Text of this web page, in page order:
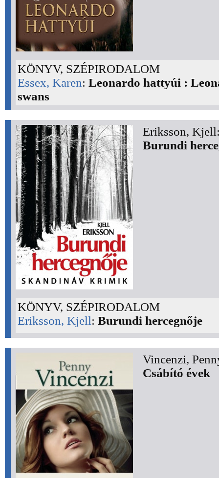
KÖNYV, SZÉPIRODALOM
Essex, Karen: Leonardo hattyúi :
swans
Eriksson,
Burundi
KÖNYV, SZÉPIRODALOM
Eriksson, Kjell: Burundi hercegnője
Vincenzi,
Csábító évek